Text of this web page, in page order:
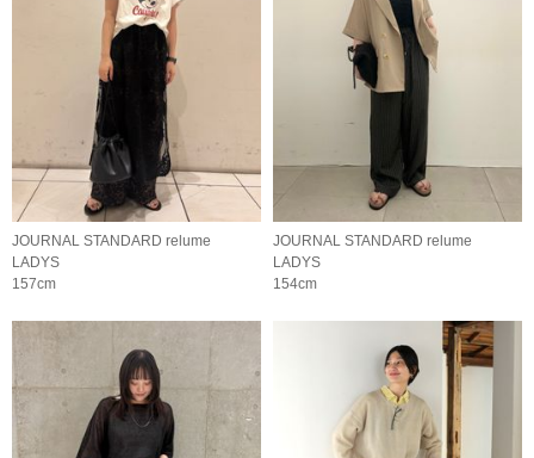
JOURNAL STANDARD relume
LADYS
157cm
JOURNAL STANDARD relume
LADYS
154cm